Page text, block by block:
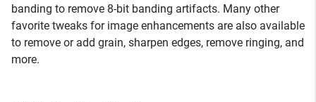
banding to remove 8-bit banding artifacts. Many other
favorite tweaks for image enhancements are also available
to remove or add grain, sharpen edges, remove ringing, and
more.